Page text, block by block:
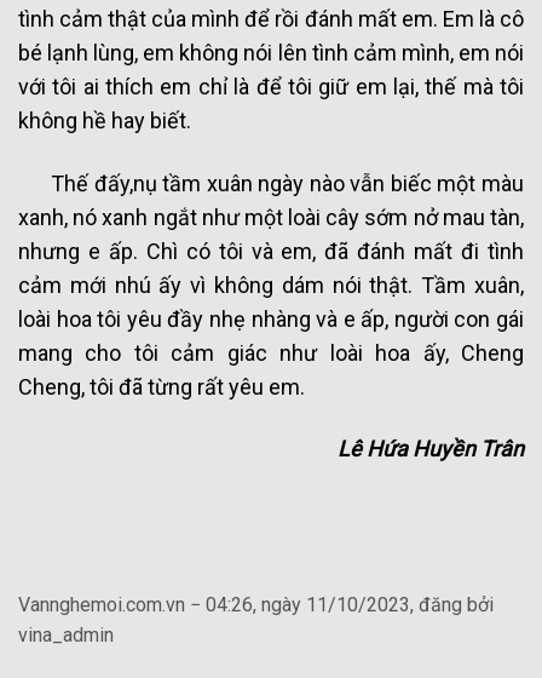
tình cảm thật của mình để rồi đánh mất em. Em là cô
bé lạnh lùng, em không nói lên tình cảm mình, em nói
với tôi ai thích em chỉ là để tôi giữ em lại, thế mà tôi
không hề hay biết.
Thế đấy,nụ tầm xuân ngày nào vẫn biếc một màu
xanh, nó xanh ngắt như một loài cây sớm nở mau tàn,
nhưng e ấp. Chì có tôi và em, đã đánh mất đi tình
cảm mới nhú ấy vì không dám nói thật. Tầm xuân,
loài hoa tôi yêu đầy nhẹ nhàng và e ấp, người con gái
mang cho tôi cảm giác như loài hoa ấy, Cheng
Cheng, tôi đã từng rất yêu em.
Lê Hứa Huyền Trân
Vannghemoi.com.vn − 04:26, ngày 11/10/2023, đăng bởi
vina_admin